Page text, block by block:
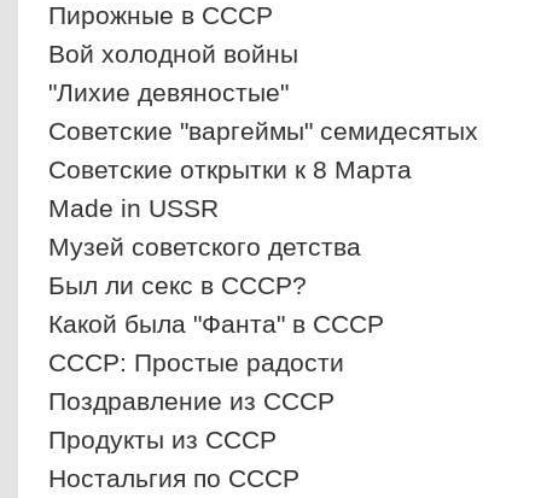
Пирожные в СССР
Вой холодной войны
"Лихие девяностые"
Советские "варгеймы" семидесятых
Советские открытки к 8 Марта
Made in USSR
Музей советского детства
Был ли секс в СССР?
Какой была "Фанта" в СССР
СССР: Простые радости
Поздравление из СССР
Продукты из СССР
Ностальгия по СССР